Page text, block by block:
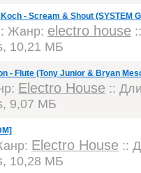
- Scream & Shout (SYSTEM
Жанр: electro house
10,21 МБ
- Flute (Tony Junior & Bryan
Electro House ::
9,07 МБ
Electro House ::
10,28 МБ